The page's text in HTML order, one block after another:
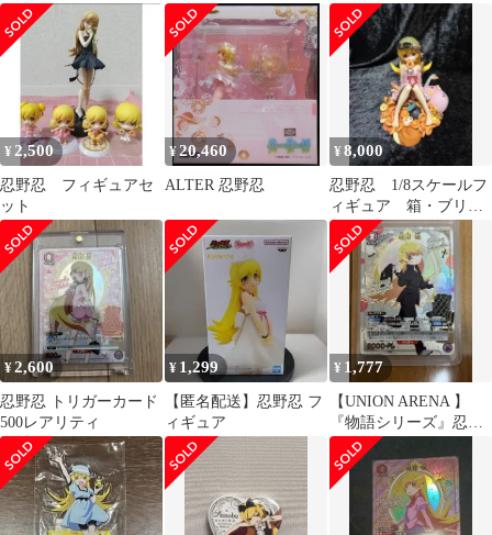
ット
¥ 2,500
忍野忍 フィギュアセ
ット
¥20,460
ALTER 忍野忍
¥8,000
忍野忍 1/8スケールフ
ィギュア 箱・ブリス
ターなし
¥2,600
忍野忍 トリガーカード
500レアリティ
¥ 1,299
【匿名配送】忍野忍 フ
ィギュア
¥ 1,777
【UNION ARENA 】
『物語シリーズ』忍野
忍 【SR★】